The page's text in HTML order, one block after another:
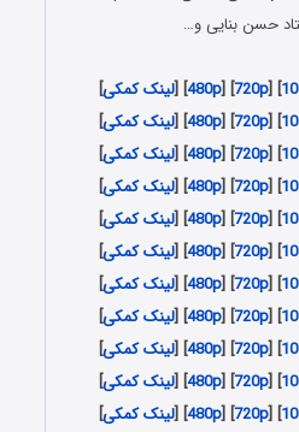
حسن بنایی و…
] [
720p
] [
480p
] [لینک کمکی]
] [
720p
] [
480p
] [لینک کمکی]
] [
720p
] [
480p
] [لینک کمکی]
] [
720p
] [
480p
] [لینک کمکی]
] [
720p
] [
480p
] [لینک کمکی]
] [
720p
] [
480p
] [لینک کمکی]
] [
720p
] [
480p
] [لینک کمکی]
] [
720p
] [
480p
] [لینک کمکی]
] [
720p
] [
480p
] [لینک کمکی]
] [
720p
] [
480p
] [لینک کمکی]
] [
720p
] [
480p
] [لینک کمکی]